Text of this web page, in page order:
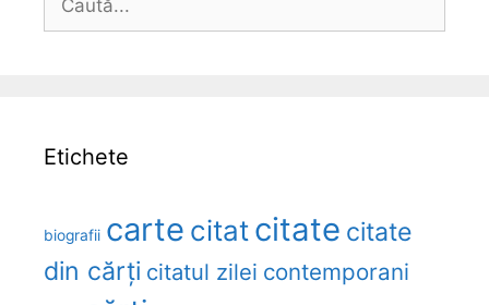
după:
Etichete
biografii carte citatcitate citate
din cărți citatul zilei contemporani